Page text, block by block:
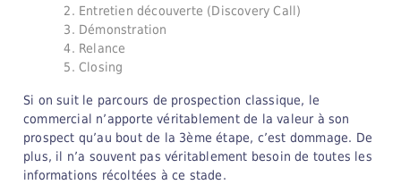
Entretien découverte (Discovery Call)
Démonstration
Relance
Closing
Si on suit le parcours de prospection classique, le
commercial n’apporte véritablement de la valeur à son
prospect qu’au bout de la 3ème étape, c’est dommage. De
plus, il n’a souvent pas véritablement besoin de toutes les
informations récoltées à ce stade.